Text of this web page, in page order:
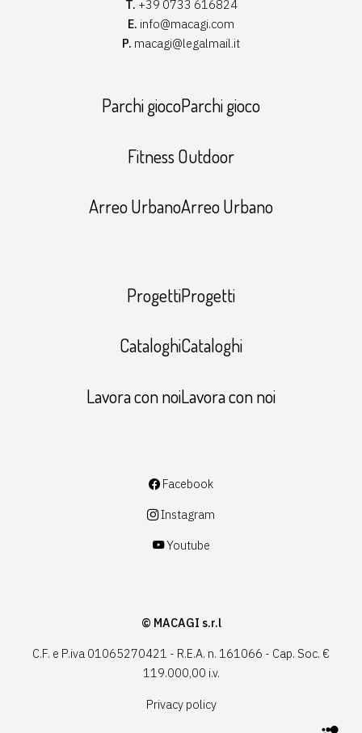
T. +39 0733 616824
E. info@macagi.com
P. macagi@legalmail.it
Parchi giocoParchi gioco
Fitness Outdoor
Arreo UrbanoArreo Urbano
ProgettiProgetti
CataloghiCataloghi
Lavora con noiLavora con noi
Facebook
Instagram
Youtube
© MACAGI s.r.l
C.F. e P.iva 01065270421 - R.E.A. n. 161066 - Cap. Soc. €
119.000,00 i.v.
Privacy policy